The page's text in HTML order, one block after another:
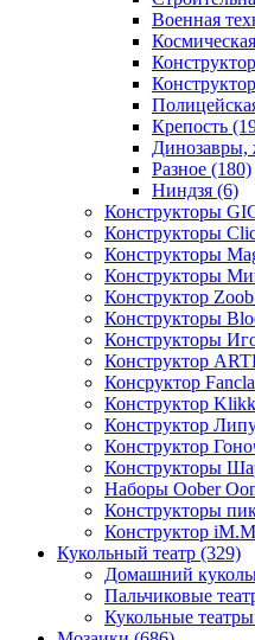
Военная
Крепость
Разное (180)
Ниндзя (6)
Конструкторы
Конструкторы
Конструкторы
Конструкторы
Конструктор Zoob
Конструкторы
Конструкторы
Конструктор
Консруктор
Конструктор
Конструктор
Конструктор
Конструкторы
Наборы Oober
Конструкторы
Конструктор
Кукольный театр (329)
Домашний
Пальчиковые
Кукольные